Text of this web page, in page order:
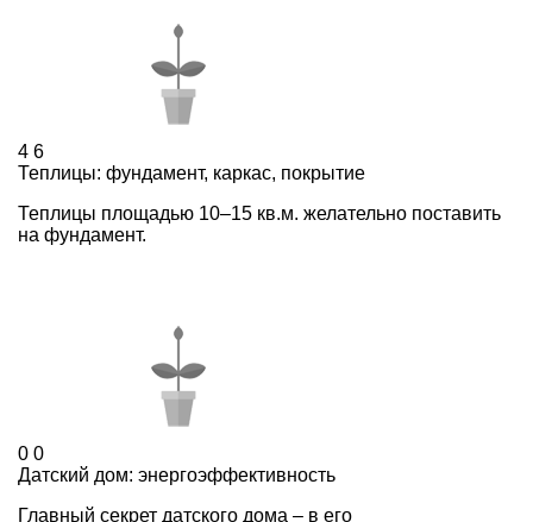
4 6
Теплицы: фундамент, каркас, покрытие
Теплицы площадью 10–15 кв.м. желательно поставить
на фундамент.
0 0
Датский дом: энергоэффективность
Главный секрет датского дома – в его